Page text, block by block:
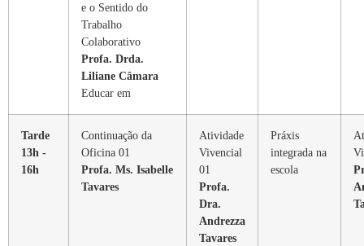
e o Sentido do
Trabalho
Colaborativo
Profa. Drda.
Liliane Câmara
Educar em
Tarde
13h -
16h
Continuação da
Oficina 01
Profa. Ms. Isabelle
Tavares
Atividade
Vivencial
01
Profa.
Dra.
Andrezza
Tavares
Práxis
integrada na
escola